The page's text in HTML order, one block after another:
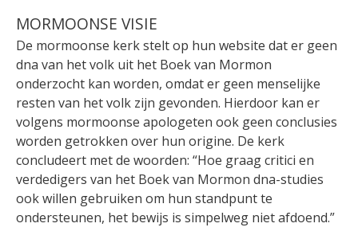
MORMOONSE VISIE
De mormoonse kerk stelt op hun website dat er geen
dna van het volk uit het Boek van Mormon
onderzocht kan worden, omdat er geen menselijke
resten van het volk zijn gevonden. Hierdoor kan er
volgens mormoonse apologeten ook geen conclusies
worden getrokken over hun origine. De kerk
concludeert met de woorden: “Hoe graag critici en
verdedigers van het Boek van Mormon dna-studies
ook willen gebruiken om hun standpunt te
ondersteunen, het bewijs is simpelweg niet afdoend.”